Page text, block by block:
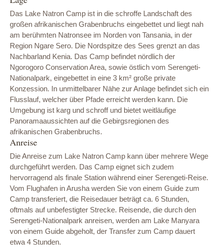
Das Lake Natron Camp ist in die schroffe Landschaft des
großen afrikanischen Grabenbruchs eingebettet und liegt nah
am berühmten Natronsee im Norden von Tansania, in der
Region Ngare Sero. Die Nordspitze des Sees grenzt an das
Nachbarland Kenia. Das Camp befindet nördlich der
Ngorogoro Conservation Area, sowie östlich vom Serengeti-
Nationalpark, eingebettet in eine 3 km² große private
Konzession. In unmittelbarer Nähe zur Anlage befindet sich ein
Flusslauf, welcher über Pfade erreicht werden kann. Die
Umgebung ist karg und schroff und bietet weitläufige
Panoramaaussichten auf die Gebirgsregionen des
afrikanischen Grabenbruchs.
Anreise
Die Anreise zum Lake Natron Camp kann über mehrere Wege
durchgeführt werden. Das Camp eignet sich zudem
hervorragend als finale Station während einer Serengeti-Reise.
Vom Flughafen in Arusha werden Sie von einem Guide zum
Camp transferiert, die Reisedauer beträgt ca. 6 Stunden,
oftmals auf unbefestigter Strecke. Reisende, die durch den
Serengeti-Nationalpark anreisen, werden am Lake Manyara
von einem Guide abgeholt, der Transfer zum Camp dauert
etwa 4 Stunden.